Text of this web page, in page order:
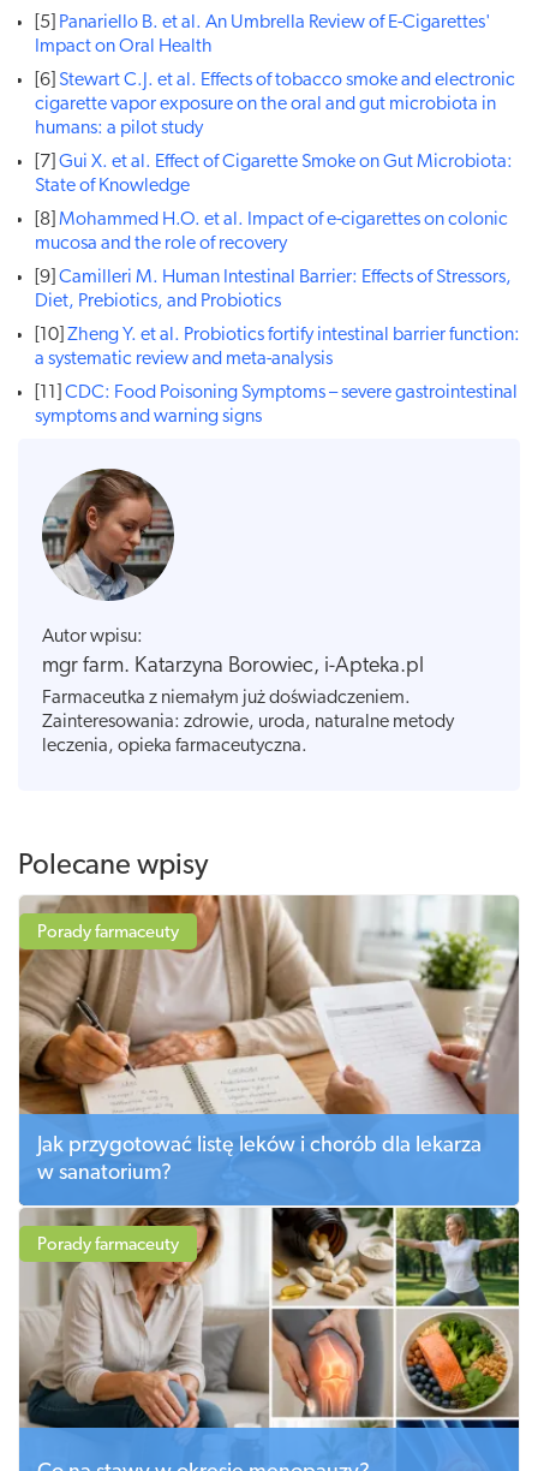
[5] Panariello B. et al. An Umbrella Review of E-Cigarettes'
Impact on Oral Health
[6] Stewart C.J. et al. Effects of tobacco smoke and electronic
cigarette vapor exposure on the oral and gut microbiota in
humans: a pilot study
[7] Gui X. et al. Effect of Cigarette Smoke on Gut Microbiota:
State of Knowledge
[8] Mohammed H.O. et al. Impact of e-cigarettes on colonic
mucosa and the role of recovery
[9] Camilleri M. Human Intestinal Barrier: Effects of Stressors,
Diet, Prebiotics, and Probiotics
[10] Zheng Y. et al. Probiotics fortify intestinal barrier function:
a systematic review and meta-analysis
CDC: Food Poisoning Symptoms – severe gastrointestinal
symptoms and warning signs
Autor wpisu:
mgr farm. Katarzyna Borowiec, i-Apteka.pl
Farmaceutka z niemałym już doświadczeniem.
Zainteresowania: zdrowie, uroda, naturalne metody
leczenia, opieka farmaceutyczna.
Polecane wpisy
Porady farmaceuty
Jak przygotować listę leków i chorób dla lekarza
w sanatorium?
Porady farmaceuty